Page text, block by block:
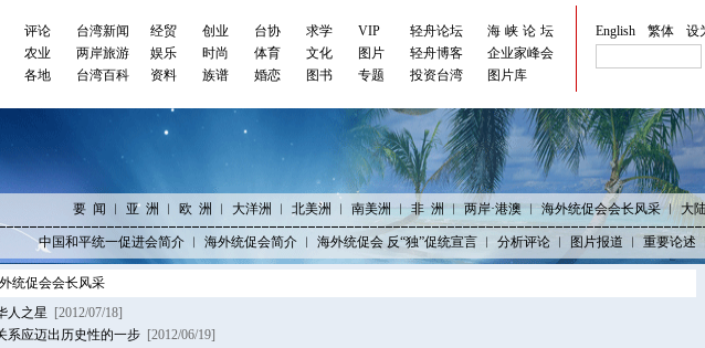
评论
农业
各地
台湾新闻
两岸旅游
台湾百科
经贸
娱乐
资料
创业
时尚
族谱
台协
体育
婚恋
求学
文化
图书
VIP
图片
专题
轻舟论坛
轻舟博客
投资台湾
海峡论坛
企业家峰会
图片库
English 繁体 设
要 闻 ︱ 亚 洲 ︱ 欧 洲 ︱ 大洋洲 ︱ 北美洲 ︱ 南美洲 ︱ 非 洲 ︱ 两岸·港澳︱海外统促会会长风采︱ 大
中国和平统一促进会简介︱ 海外统促会简介︱ 海外统促会 反“独”促统宣言︱ 分析评论︱ 图片报道 ︱ 重要论述
统促会会长风采
人之星
[2012/07/18]
系应迈出历史性的一步 [2012/06/19]